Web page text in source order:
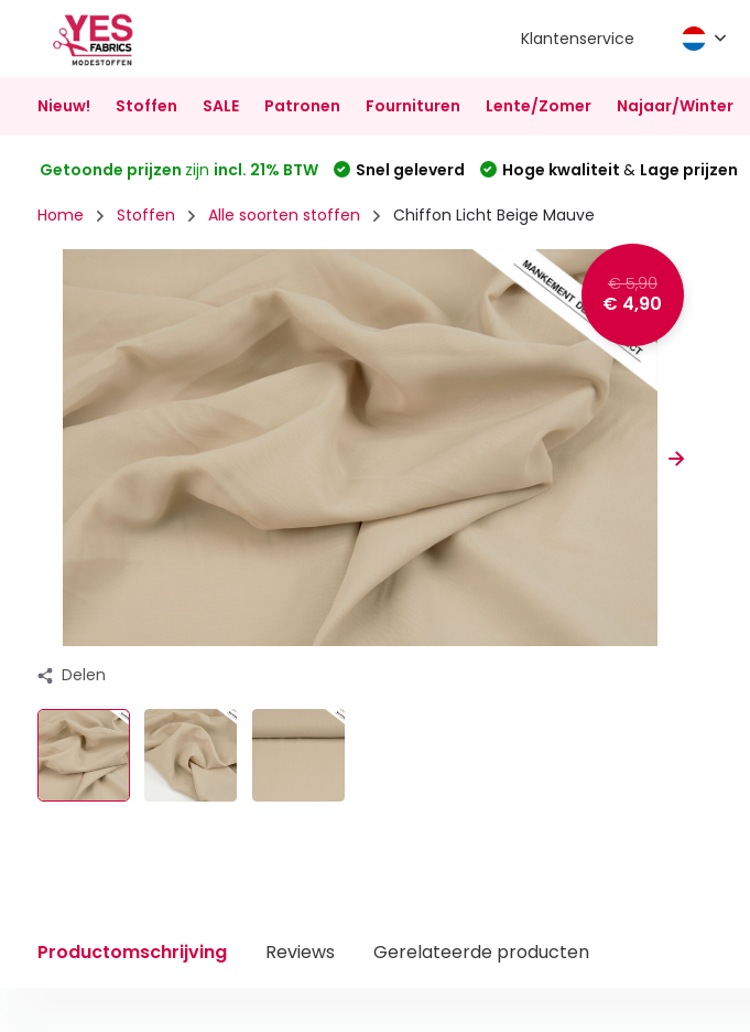
Klantenservice
Nieuw! Stoffen SALE Patronen Fournituren Lente/Zomer Najaar/Winter
Getoonde prijzen zijn incl. 21% BTW Snel geleverd Hoge kwaliteit & Lage prijzen
Home Stoffen Alle soorten stoffen Chiffon Licht Beige Mauve
€ 5,90
€ 4,90
Delen
Productomschrijving Reviews Gerelateerde producten